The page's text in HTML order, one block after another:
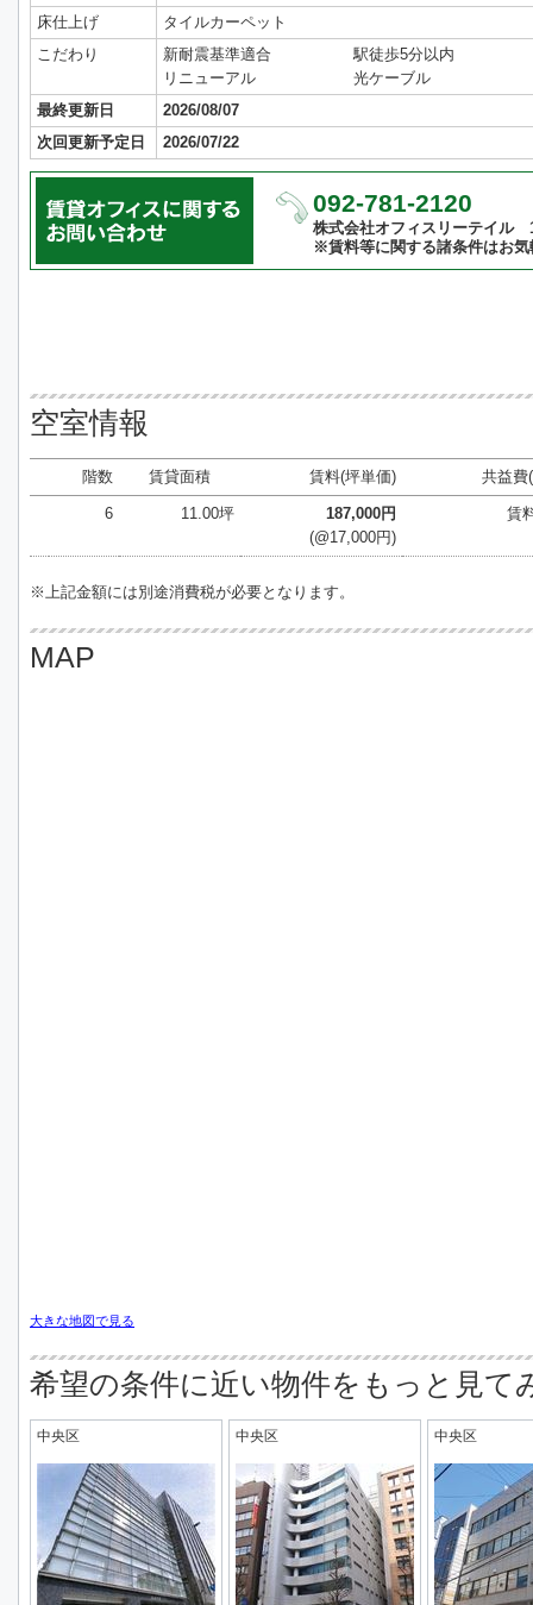
床仕上げ
タイルカーペット
こだわり
新耐震基準適合
駅徒歩5分以内
リニューアル
光ケーブル
最終更新日
2026/08/07
次回更新予定日
2026/07/22
092-781-2120
株式会社オフィスリーテイル
※賃料等に関する諸条件はお
空室情報
階数 賃貸面積 賃料(坪単価) 共益費
6 11.00坪
187,000円
(@17,000円)
賃
※上記金額には別途消費税が必要となります。
MAP
大きな地図で見る
希望の条件に近い物件をもっと見て
中央区 中央区 中央区